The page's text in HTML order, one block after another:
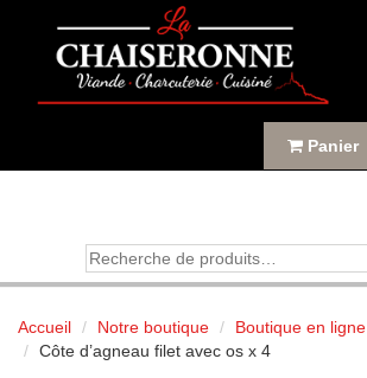
Panier
Recherche
pour :
Accueil Notre boutique
Boutique en ligne
Côte d’agneau filet avec os x 4
Panneau de gestion des cookies